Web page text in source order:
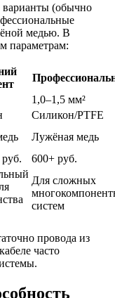
(обычно
медью. В
параметрам:
1,0–1,5 мм²
Силикон/PTFE
Лужёная медь
600+ руб.
Для сложных
систем
провода из
часто